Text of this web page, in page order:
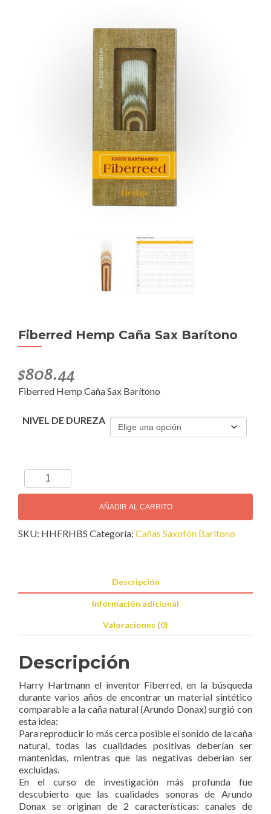
Fiberred Hemp Caña Sax Barítono
$808.44
Fiberred Hemp Caña Sax Barítono
NIVEL DE DUREZA
Fiberred
Hemp
Sax
Barítono
AÑADIR AL CARRITO
SKU: HHFRHBS Categoría: Cañas Saxofón Barítono
Descripción
Información adicional
Valoraciones (0)
Descripción
Harry Hartmann el inventor Fiberred, en la búsqueda
durante varios años de encontrar un material sintético
comparable a la caña natural (Arundo Donax) surgió con
esta idea:
Para reproducir lo más cerca posible el sonido de la caña
natural, todas las cualidades positivas deberían ser
mantenidas, mientras que las negativas deberían ser
excluidas.
En el curso de investigación más profunda fue
descubierto que las cualidades sonoras de Arundo
Donax se originan de 2 características: canales de